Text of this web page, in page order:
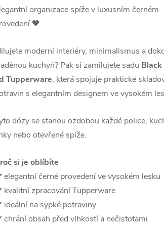
organizace spíže v luxusním černém
🖤
moderní interiéry, minimalismus a
kuchyň? Pak si zamilujete sadu
Tupperware, která spojuje praktické
s elegantním designem ve vysokém
dózy se stanou ozdobou každé police,
nebo otevřené spíže.
si je oblíbíte
černé provedení ve vysokém lesku
zpracování Tupperware
na sypké potraviny
obsah před vlhkostí a nečistotami